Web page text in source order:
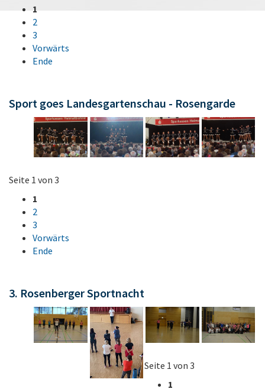
1
2
3
Vorwärts
Ende
Sport goes Landesgartenschau - Rosengarde
Seite 1 von 3
1
2
3
Vorwärts
Ende
3. Rosenberger Sportnacht
Seite 1 von 3
1